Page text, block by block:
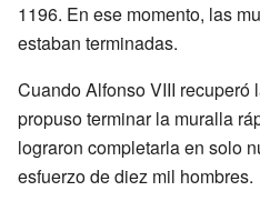
1196. En ese momento, las
estaban terminadas.
Cuando Alfonso VIII recuperó
propuso terminar la muralla
lograron completarla en solo
esfuerzo de diez mil hombres.